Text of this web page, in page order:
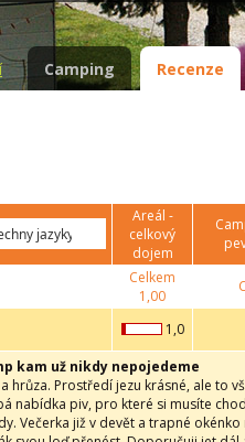
Camping Recenze
Areál -
celkový
dojem
Celkem
1,00
1,0
kam už nikdy nepojedeme
hrůza. Prostředí jezu krásné, ale to
nabídka piv, pro které si musíte
Večerka již v devět a trapné